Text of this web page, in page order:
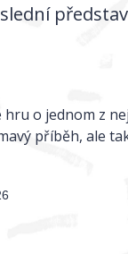
o jednom z
příběh, ale